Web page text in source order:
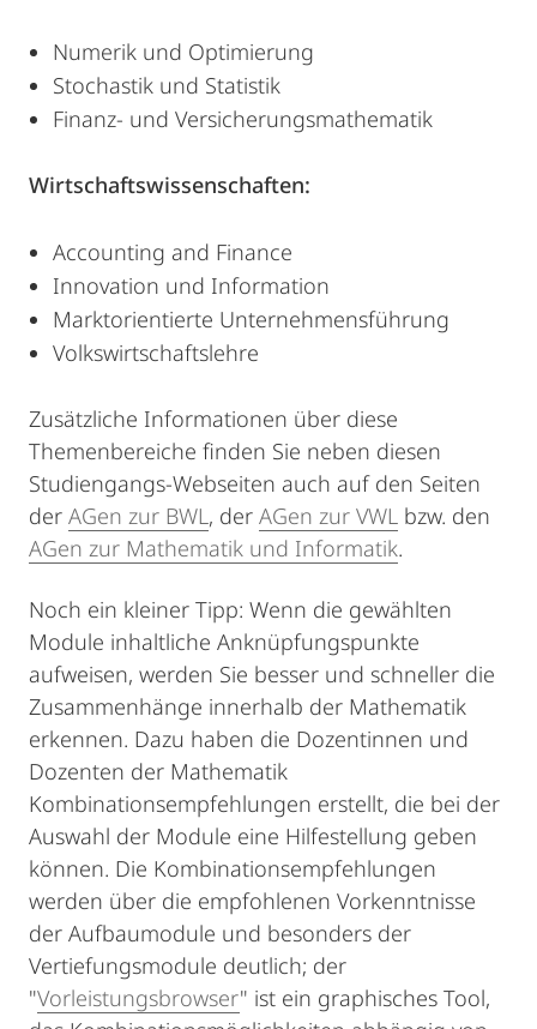
Numerik und Optimierung
Stochastik und Statistik
Finanz- und Versicherungsmathematik
Wirtschaftswissenschaften:
Accounting and Finance
Innovation und Information
Marktorientierte Unternehmensführung
Volkswirtschaftslehre
Zusätzliche Informationen über diese
Themenbereiche finden Sie neben diesen
Studiengangs-Webseiten auch auf den Seiten
der AGen zur BWL, der AGen zur VWL bzw. den
AGen zur Mathematik und Informatik.
Noch ein kleiner Tipp: Wenn die gewählten
Module inhaltliche Anknüpfungspunkte
aufweisen, werden Sie besser und schneller die
Zusammenhänge innerhalb der Mathematik
erkennen. Dazu haben die Dozentinnen und
Dozenten der Mathematik
Kombinationsempfehlungen erstellt, die bei der
Auswahl der Module eine Hilfestellung geben
können. Die Kombinationsempfehlungen
werden über die empfohlenen Vorkenntnisse
der Aufbaumodule und besonders der
Vertiefungsmodule deutlich; der
"Vorleistungsbrowser" ist ein graphisches Tool,